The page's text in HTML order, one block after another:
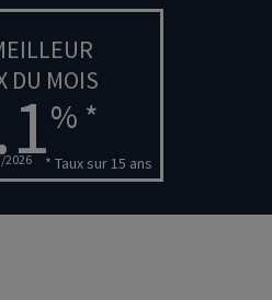
DU MOIS
% *
* Taux sur 15 ans
2026